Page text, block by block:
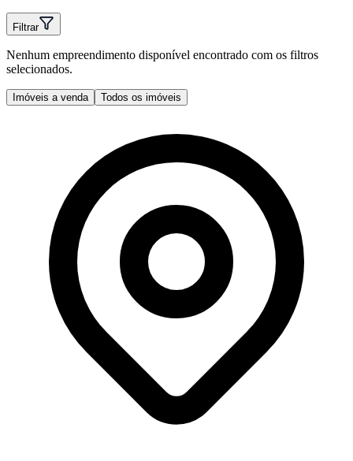
Filtrar
Nenhum empreendimento disponível encontrado com os filtros
selecionados.
Imóveis a venda Todos os imóveis